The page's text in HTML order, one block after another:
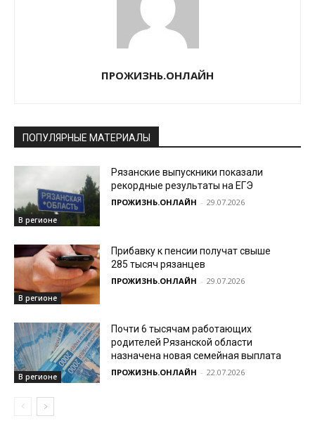
ПРОЖИЗНЬ.ОНЛАЙН
ПОПУЛЯРНЫЕ МАТЕРИАЛЫ
В регионе
Рязанские выпускники показали
рекордные результаты на ЕГЭ
ПРОЖИЗНЬ.ОНЛАЙН - 29.07.2026
В регионе
Прибавку к пенсии получат свыше
285 тысяч рязанцев
ПРОЖИЗНЬ.ОНЛАЙН - 29.07.2026
В регионе
Почти 6 тысячам работающих
родителей Рязанской области
назначена новая семейная выплата
ПРОЖИЗНЬ.ОНЛАЙН - 22.07.2026